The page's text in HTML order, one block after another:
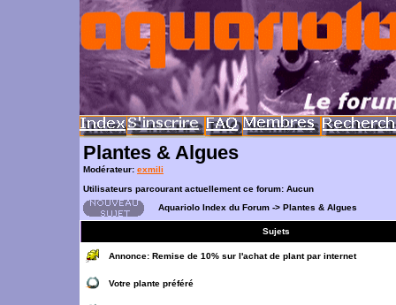
Plantes & Algues
Modérateur: exmili
Utilisateurs parcourant actuellement ce forum: Aucun
Aquariolo Index du Forum -> Plantes & Algues
Sujets
Annonce: Remise de 10% sur l'achat de plant par internet
Votre plante préféré